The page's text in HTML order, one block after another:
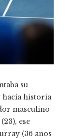
su
hacía historia
masculino
ese
(36 años